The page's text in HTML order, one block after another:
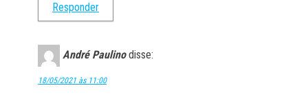
Responder
André Paulino disse:
18/05/2021 às 11:00